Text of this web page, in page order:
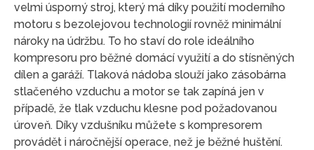
velmi úsporný stroj, který má díky použití moderního
motoru s bezolejovou technologií rovněž minimální
nároky na údržbu. To ho staví do role ideálního
kompresoru pro běžné domácí využití a do stísněných
dílen a garáží. Tlaková nádoba slouží jako zásobárna
stlačeného vzduchu a motor se tak zapíná jen v
případě, že tlak vzduchu klesne pod požadovanou
úroveň. Díky vzdušníku můžete s kompresorem
provádět i náročnější operace, než je běžné huštění.